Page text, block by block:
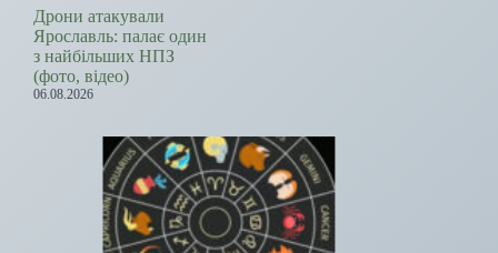
Дрони атакували
Ярославль: палає один
з найбільших НПЗ
(фото, відео)
06.08.2026